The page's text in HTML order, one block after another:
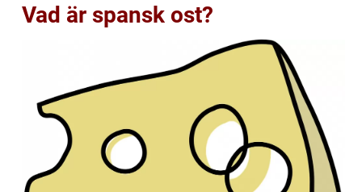
Vad är spansk ost?